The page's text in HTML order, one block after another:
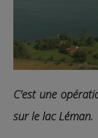
C'est une
sur le lac Léman.